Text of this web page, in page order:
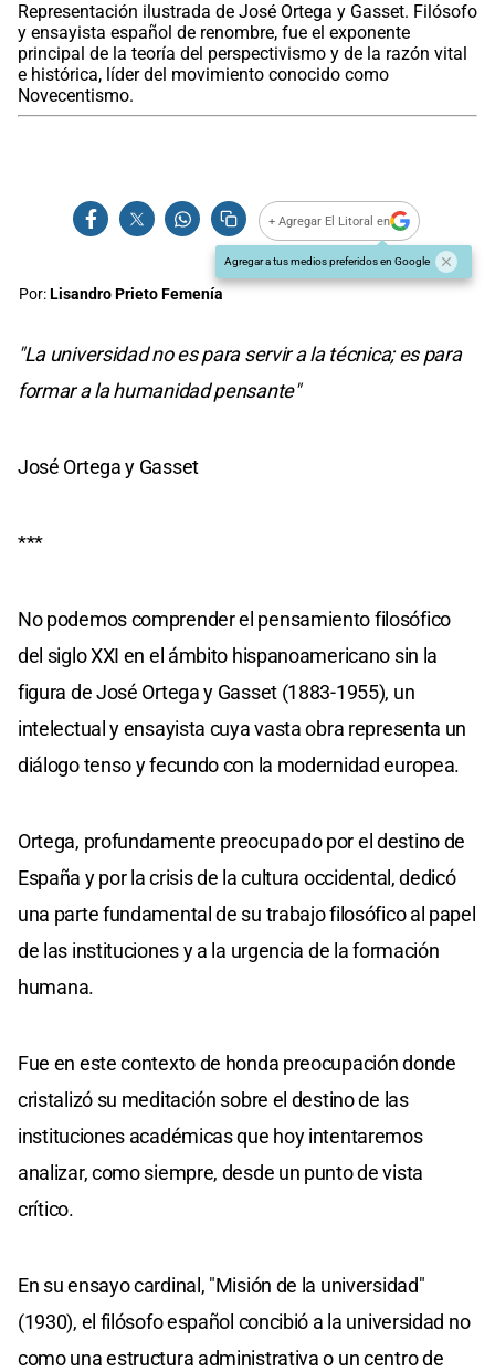
Representación ilustrada de José Ortega y Gasset. Filósofo
y ensayista español de renombre, fue el exponente
principal de la teoría del perspectivismo y de la razón vital
e histórica, líder del movimiento conocido como
Novecentismo.
+ Agregar El Litoral en
Agregar a tus medios preferidos en Google
Por:Lisandro Prieto Femenía
"La universidad no es para servir a la técnica; es para
formar a la humanidad pensante"
José Ortega y Gasset
***
No podemos comprender el pensamiento filosófico
del siglo XXI en el ámbito hispanoamericano sin la
figura de José Ortega y Gasset (1883-1955), un
intelectual y ensayista cuya vasta obra representa un
diálogo tenso y fecundo con la modernidad europea.
Ortega, profundamente preocupado por el destino de
España y por la crisis de la cultura occidental, dedicó
una parte fundamental de su trabajo filosófico al papel
de las instituciones y a la urgencia de la formación
humana.
Fue en este contexto de honda preocupación donde
cristalizó su meditación sobre el destino de las
instituciones académicas que hoy intentaremos
analizar, como siempre, desde un punto de vista
crítico.
En su ensayo cardinal, "Misión de la universidad"
(1930), el filósofo español concibió a la universidad no
como una estructura administrativa o un centro de